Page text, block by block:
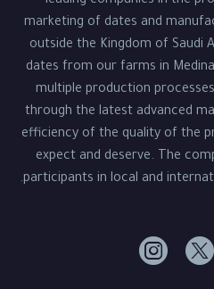
marketing of dates and
outside the Kingdom of Saudi
dates from our farms in
multiple production
through the latest advanced
efficiency of the quality of the
expect and deserve. The
participants in local and